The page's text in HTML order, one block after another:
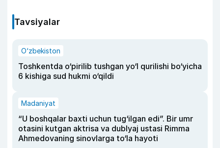
Tavsiyalar
O‘zbekiston
Toshkentda o‘pirilib tushgan yo‘l qurilishi bo‘yicha
6 kishiga sud hukmi o‘qildi
Madaniyat
“U boshqalar baxti uchun tug‘ilgan edi”. Bir umr
otasini kutgan aktrisa va dublyaj ustasi Rimma
Ahmedovaning sinovlarga to‘la hayoti